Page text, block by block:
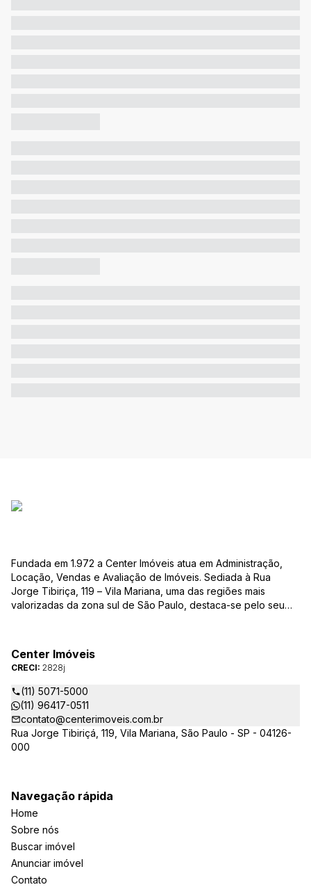
Fundada em 1.972 a Center Imóveis atua em Administração,
Locação, Vendas e Avaliação de Imóveis. Sediada à Rua
Jorge Tibiriça, 119 – Vila Mariana, uma das regiões mais
valorizadas da zona sul de São Paulo, destaca-se pelo seu
atuantes imobiliárias da região, credenciada junto ao Conselho
Regional dos Corretores de Imóveis (CRECI) e associada ao
Sindicato das Empresas de Compra, Venda, Locação e
Administração de Imóveis Residenciais e Comerciais de São
Paulo (SECOVI).
Center Imóveis
CRECI: 2828j
(11) 5071-5000
(11) 96417-0511
contato@centerimoveis.com.br
Rua Jorge Tibiriçá, 119, Vila Mariana, São Paulo - SP - 04126-
000
Navegação rápida
Home
Sobre nós
Buscar imóvel
Anunciar imóvel
Contato